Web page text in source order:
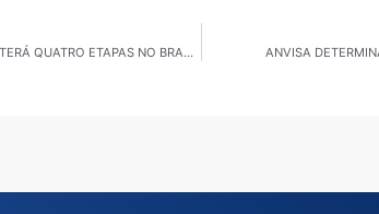
SÃO PAULO: DISNEY MAGIC RUN VOLTA A CIDADE EM 2026 E TERÁ QUATRO ETAPAS NO BRASIL ANVISA